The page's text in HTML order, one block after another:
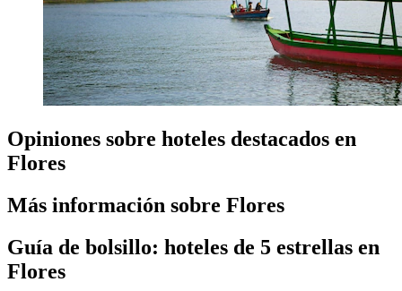
Opiniones sobre hoteles destacados en
Flores
Más información sobre Flores
Guía de bolsillo: hoteles de 5 estrellas en
Flores